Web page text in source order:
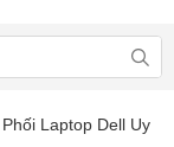
Laptop Dell Uy